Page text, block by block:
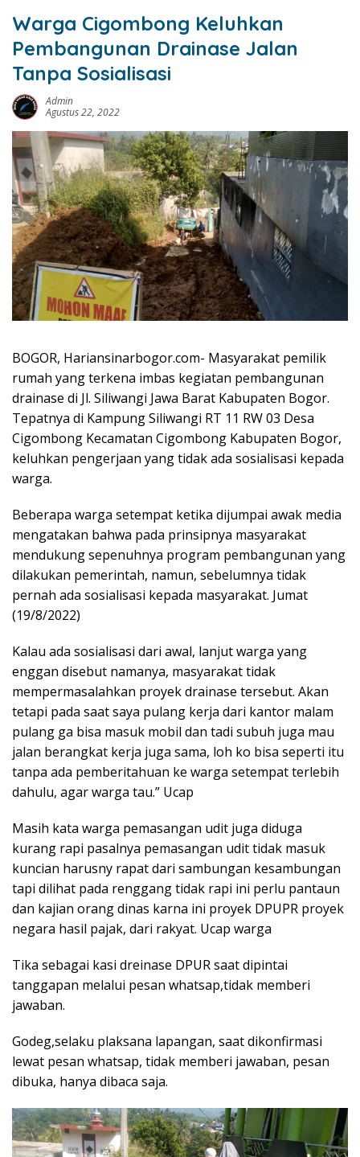
Warga Cigombong Keluhkan
Pembangunan Drainase Jalan
Tanpa Sosialisasi
Admin
Agustus 22, 2022
BOGOR, Hariansinarbogor.com- Masyarakat pemilik
rumah yang terkena imbas kegiatan pembangunan
drainase di Jl. Siliwangi Jawa Barat Kabupaten Bogor.
Tepatnya di Kampung Siliwangi RT 11 RW 03 Desa
Cigombong Kecamatan Cigombong Kabupaten Bogor,
keluhkan pengerjaan yang tidak ada sosialisasi kepada
warga.
Beberapa warga setempat ketika dijumpai awak media
mengatakan bahwa pada prinsipnya masyarakat
mendukung sepenuhnya program pembangunan yang
dilakukan pemerintah, namun, sebelumnya tidak
pernah ada sosialisasi kepada masyarakat. Jumat
(19/8/2022)
Kalau ada sosialisasi dari awal, lanjut warga yang
enggan disebut namanya, masyarakat tidak
mempermasalahkan proyek drainase tersebut. Akan
tetapi pada saat saya pulang kerja dari kantor malam
pulang ga bisa masuk mobil dan tadi subuh juga mau
jalan berangkat kerja juga sama, loh ko bisa seperti itu
tanpa ada pemberitahuan ke warga setempat terlebih
dahulu, agar warga tau.” Ucap
Masih kata warga pemasangan udit juga diduga
kurang rapi pasalnya pemasangan udit tidak masuk
kuncian harusny rapat dari sambungan kesambungan
tapi dilihat pada renggang tidak rapi ini perlu pantaun
dan kajian orang dinas karna ini proyek DPUPR proyek
negara hasil pajak, dari rakyat. Ucap warga
Tika sebagai kasi dreinase DPUR saat dipintai
tanggapan melalui pesan whatsap,tidak memberi
jawaban.
Godeg,selaku plaksana lapangan, saat dikonfirmasi
lewat pesan whatsap, tidak memberi jawaban, pesan
dibuka, hanya dibaca saja.